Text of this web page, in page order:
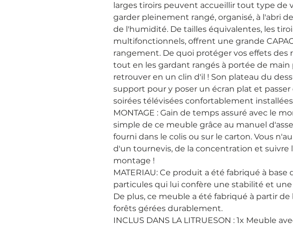
larges tiroirs peuvent accueillir tout type de
garder pleinement rangé, organisé, à l'abri
de l'humidité. De tailles équivalentes, les
multifonctionnels, offrent une grande
rangement. De quoi protéger vos effets des
tout en les gardant rangés à portée de main
retrouver en un clin d'il ! Son plateau du
support pour y poser un écran plat et
soirées télévisées confortablement
MONTAGE : Gain de temps assuré avec le
simple de ce meuble grâce au manuel
fourni dans le colis ou sur le carton. Vous
d'un tournevis, de la concentration et suivre
montage !
MATERIAU: Ce produit a été fabriqué à base
particules qui lui confère une stabilité et
De plus, ce meuble a été fabriqué à partir de
forêts gérées durablement.
INCLUS DANS LA LITRUESON : 1x Meuble